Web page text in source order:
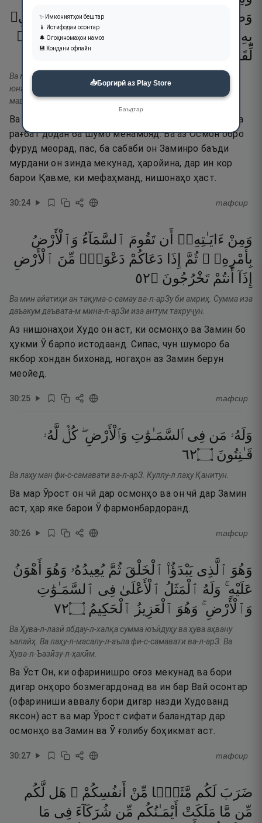
وَطَمَعًۭا
ٱلسَّمَآءِ مَآءًۭ فَيُحْىِۦ
بِهِ
فِى ذَٰلِكَ لَـَٔايَـٰتٍۢ
لِّقَوْمٍۢ
Ва мин айатиҳӣ юрӣкуму-л-барқа хавфа-в ва тамаъа-в ва
юназзилу мина-с-самаи маан фа юҳйӣ биҳи-л-арЗа баъда
мавтиҳа. Инна фӣ залика ла айати-л-лиқавми-й яъқилун.
Ва аз нишонаҳои Ӯст, ки барқро барои тарсидан ва
рағбат додан ба шумо менамояд. Ва аз Осмон обро
фуруд меорад, пас, ба сабаби он Заминро баъди
мурдани он зинда мекунад, ҳаройина, дар ин кор
барои Қавме, ки мефаҳманд, нишонаҳо ҳаст.
30:24 тафсир
وَمِنْ ءَايَـٰتِهِۦٓ أَن تَقُومَ ٱلسَّمَآءُ وَٱلْأَرْضُ
بِأَمْرِهِۦ ۚ ثُمَّ إِذَا دَعَاكُمْ دَعْوَةًۭ مِّنَ ٱلْأَرْضِ
إِذَآ
أَنتُمْ تَخْرُجُونَ ۝٢٥
Ва мин айатиҳи ан тақума-с-самау ва-л-арЗу би амриҳ. Сумма иза
даъакум даъвата-м мина-л-арЗи иза антум тахруҷун.
Аз нишонаҳои Худо он аст, ки осмонҳо ва Замин бо
ҳукми Ӯ барпо истодаанд. Сипас, чун шуморо ба
якбор хондан бихонад, ногаҳон аз Замин берун
меойед.
30:25 тафсир
وَلَهُۥ مَن فِى ٱلسَّمَـٰوَٰتِ وَٱلْأَرْضِ ۖ كُلٌّۭ لَّهُۥ
قَـٰنِتُونَ ۝٢٦
Ва лаҳу ман фи-с-самавати ва-л-арЗ. Куллу-л лаҳу Қанитун.
Ва мар Ӯрост он чӣ дар осмонҳо ва он чӣ дар Замин
аст, ҳар яке барои Ӯ фармонбардоранд.
30:26 тафсир
وَهُوَ ٱلَّذِى يَبْدَؤُا۟ ٱلْخَلْقَ ثُمَّ يُعِيدُهُۥ وَهُوَ
أَهْوَنُ
عَلَيْهِ ۚ وَلَهُ ٱلْمَثَلُ ٱلْأَعْلَىٰ فِى ٱلسَّمَـٰوَٰتِ
وَٱلْأَرْضِ ۚ وَهُوَ ٱلْعَزِيزُ ٱلْحَكِيمُ ۝٢٧
Ва Ҳува-л-лазӣ ябдау-л-халқа сумма юъӣдуҳу ва ҳува аҳвану
ъалайҳ. Ва лаҳу-л-масалу-л-аъла фи-с-самавати ва-л-арЗ. Ва
Ҳува-л-Ъазӣзу-л-ҳакӣм.
Ва Ӯст Он, ки офаринишро оғоз мекунад ва бори
дигар онҳоро бозмегардонад ва ин бар Вай осонтар
(офариниши аввалу бори дигар назди Худованд
яксон) аст ва мар Ӯрост сифати баландтар дар
осмонҳо ва Замин ва Ӯ ғолибу боҳикмат аст.
30:27 тафсир
ضَرَبَ لَكُم مَّثَلًۭا مِّنْ أَنفُسِكُمْ ۖ هَل لَّكُم
مِّن مَّا مَلَكَتْ أَيْمَـٰنُكُم مِّن شُرَكَآءَ فِى مَا
✨ Имкониятҳои бештар
📱 Истифодаи осонтар
🔔 Огоҳиномаҳои намоз
💾 Хондани офлайн
📥Боргирӣ аз Play Store
Баъдтар